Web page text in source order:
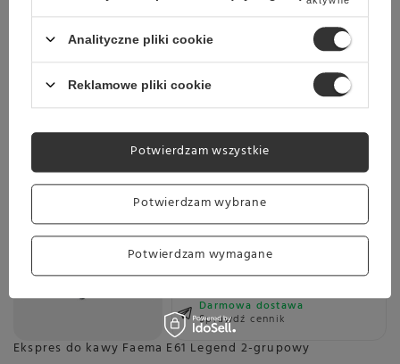
przygotowania tego produktu
34 999,00 zł
Skontaktuj się z obsługą
sklepu, aby oszacować czas
przygotowania tego produktu
Darmowa dostawa
Sprawdź cennik
Ekspres do kawy Faema E61 Legend 2-grupowy
Analityczne pliki cookie
Reklamowe pliki cookie
Potwierdzam wybrane
Potwierdzam wymagane
Potwierdzam wszystkie